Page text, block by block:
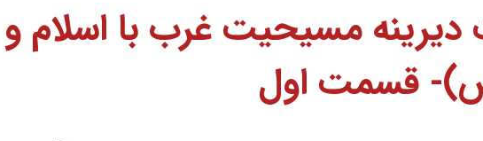
مسیحیت غرب با اسلام و
قسمت اول